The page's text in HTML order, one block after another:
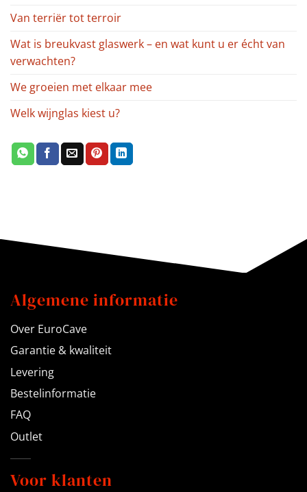
Van terriër tot terroir
Wat is breukvast glaswerk – en wat kunt u er écht van
verwachten?
We groeien met elkaar mee
Welk wijnglas kiest u?
Algemene informatie
Over EuroCave
Garantie & kwaliteit
Levering
Bestelinformatie
FAQ
Outlet
Voor klanten